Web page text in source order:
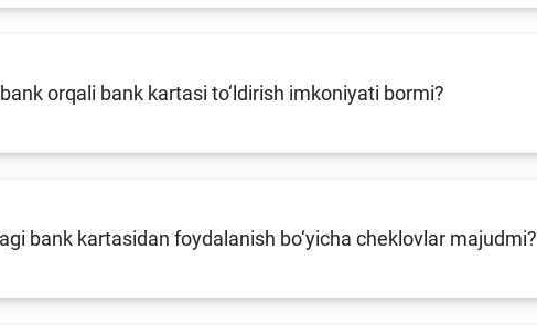
orqali bank kartasi to‘ldirish imkoniyati bormi?
bank kartasidan foydalanish bo‘yicha cheklovlar majudmi?